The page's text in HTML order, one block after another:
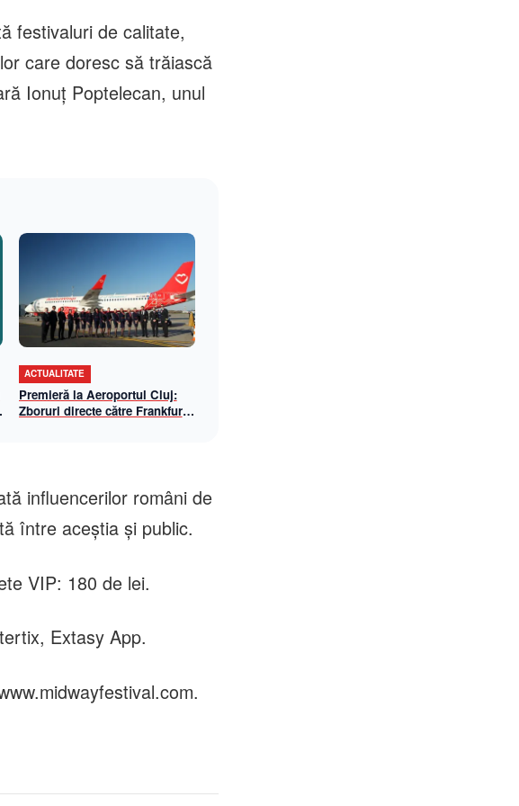
festivaluri de calitate,
care doresc să trăiască
Ionuț Poptelecan, unul
ACTUALITATE
Premieră la Aeroportul Cluj:
Zboruri directe către Frankfurt
influencerilor români de
între aceștia și public.
VIP: 180 de lei.
Extasy App.